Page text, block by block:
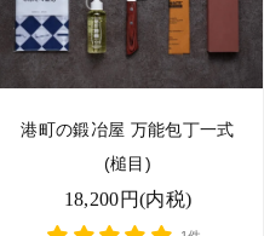
港町の鍛冶屋 万能包丁一式
(槌目)
18,200円(内税)